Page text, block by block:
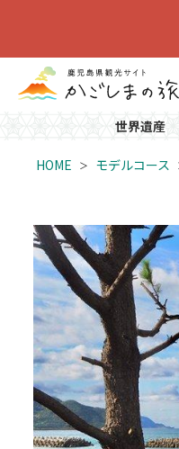
世界遺産
HOME モデルコース